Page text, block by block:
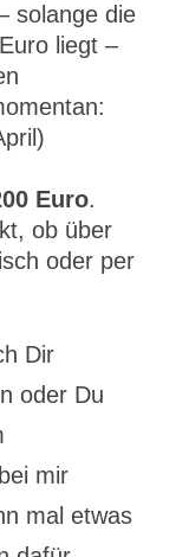
solange die
liegt –
Euro.
ob über
oder per
Dir
oder Du
mir
mal etwas